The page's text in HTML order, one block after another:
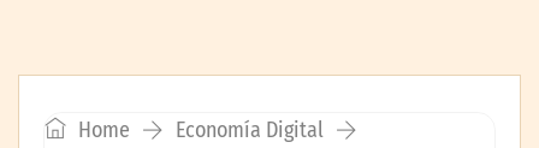
Home
Economía Digital